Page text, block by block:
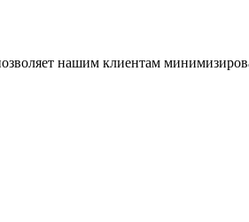
нашим клиентам